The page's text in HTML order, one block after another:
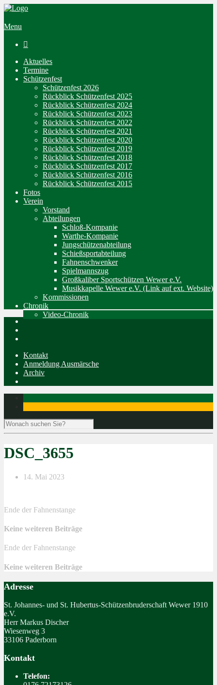
Menu

Aktuelles
Termine
Schützenfest
Schützenfest 2026
Rückblick Schützenfest 2025
Rückblick Schützenfest 2024
Rückblick Schützenfest 2023
Rückblick Schützenfest 2022
Rückblick Schützenfest 2021
Rückblick Schützenfest 2020
Rückblick Schützenfest 2019
Rückblick Schützenfest 2018
Rückblick Schützenfest 2017
Rückblick Schützenfest 2016
Rückblick Schützenfest 2015
Fotos
Verein
Vorstand
Abteilungen
Schloß-Kompanie
Warthe-Kompanie
Jungschützenabteilung
Schießsportabteilung
Fahnenschwenker
Spielmannszug
Großkaliber Sportschützen Wewer e.V.
Musikkapelle Wewer e.V. (Link auf ext. Website)
Kommissionen
Chronik
Video-Chronik
Kontakt
Anmeldung Ausmärsche
Archiv
DSC_3655
14. Mai 2023
Ende der Fahnenstange
Keine weiteren Beiträge
Ende der Fahnenstange
Keine weiteren Beiträge
Adresse
St. Johannes- und St. Hubertus-Schützenbruderschaft Wewer 1910
e.V.
Herr Markus Discher
Wiesenweg 3
33106 Paderborn
Kontakt
Telefon: